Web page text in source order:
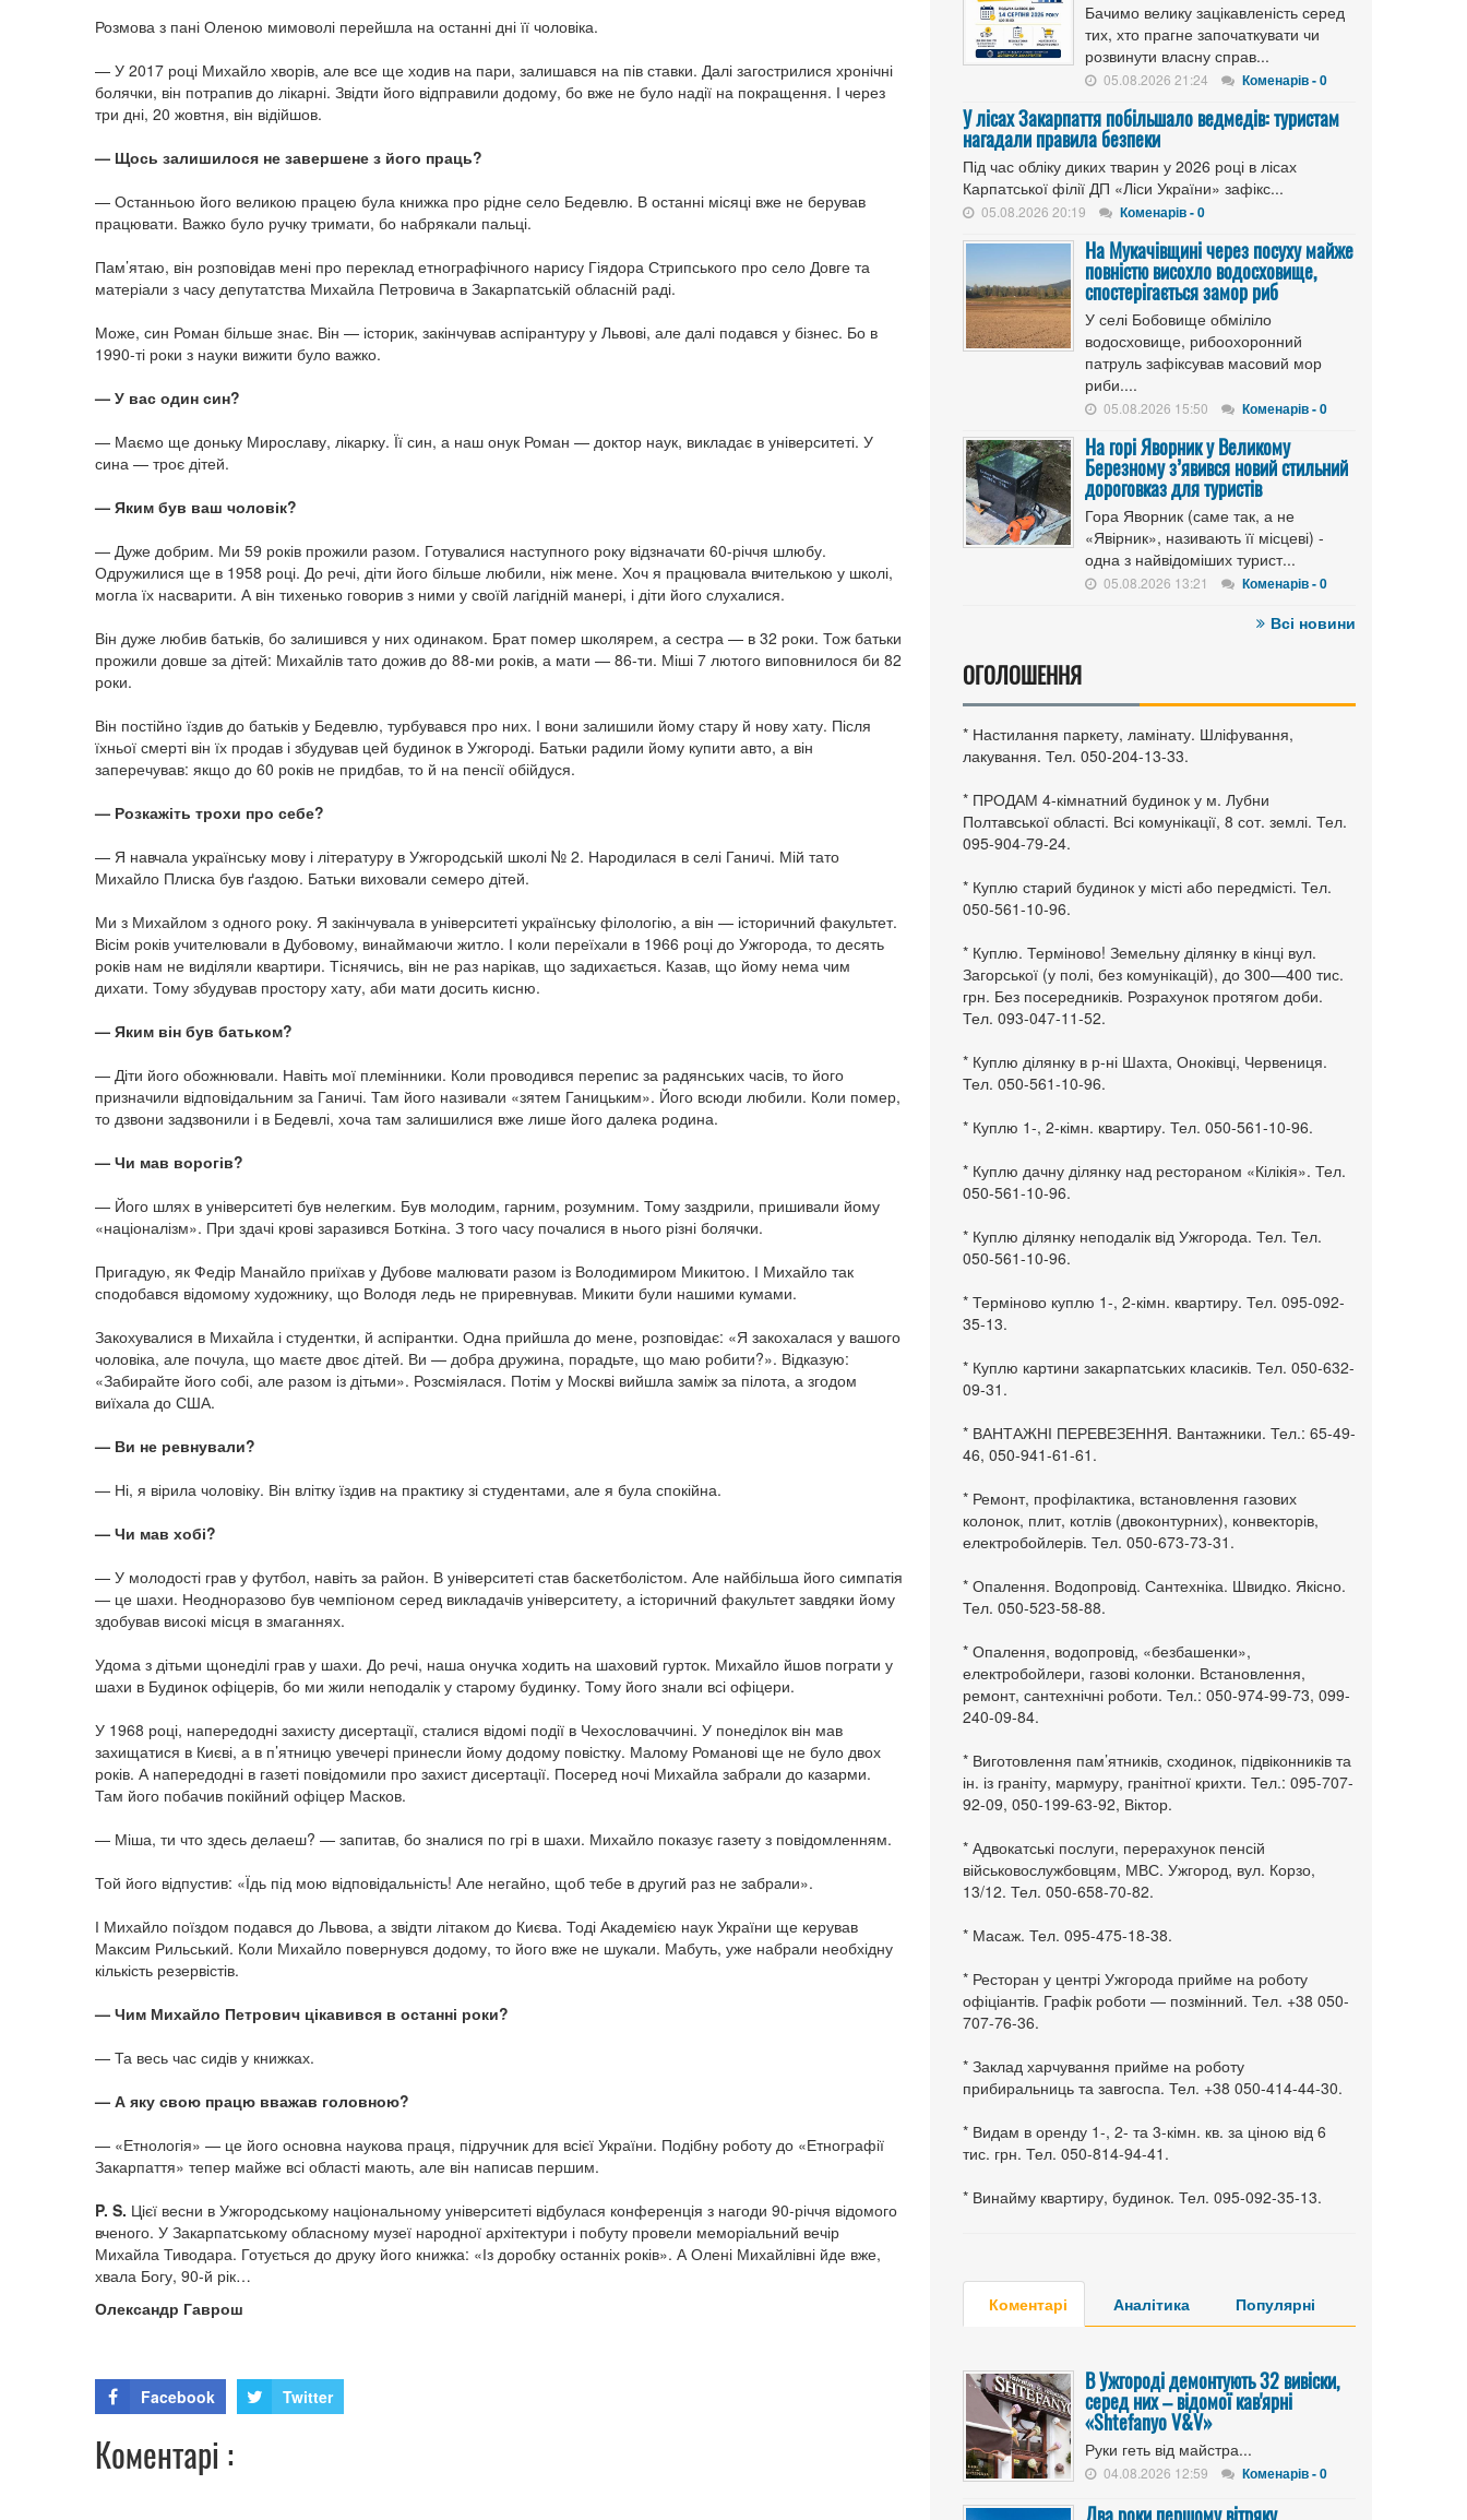
Розмова з пані Оленою мимоволі перейшла на останні дні її чоловіка.
— У 2017 році Михайло хворів, але все ще ходив на пари, залишався на пів ставки. Далі загострилися хронічні
болячки, він потрапив до лікарні. Звідти його відправили додому, бо вже не було надії на покращення. І через
три дні, 20 жовтня, він відійшов.
— Щось залишилося не завершене з його праць?
— Останньою його великою працею була книжка про рідне село Бедевлю. В останні місяці вже не берував
працювати. Важко було ручку тримати, бо набрякали пальці.
Пам’ятаю, він розповідав мені про переклад етнографічного нарису Гіядора Стрипського про село Довге та
матеріали з часу депутатства Михайла Петровича в Закарпатській обласній раді.
Може, син Роман більше знає. Він — історик, закінчував аспірантуру у Львові, але далі подався у бізнес. Бо в
1990-ті роки з науки вижити було важко.
— У вас один син?
— Маємо ще доньку Мирославу, лікарку. Її син, а наш онук Роман — доктор наук, викладає в університеті. У
сина — троє дітей.
— Яким був ваш чоловік?
— Дуже добрим. Ми 59 років прожили разом. Готувалися наступного року відзначати 60-річчя шлюбу.
Одружилися ще в 1958 році. До речі, діти його більше любили, ніж мене. Хоч я працювала вчителькою у школі,
могла їх насварити. А він тихенько говорив з ними у своїй лагідній манері, і діти його слухалися.
Він дуже любив батьків, бо залишився у них одинаком. Брат помер школярем, а сестра — в 32 роки. Тож батьки
прожили довше за дітей: Михайлів тато дожив до 88-ми років, а мати — 86-ти. Міші 7 лютого виповнилося би 82
роки.
Він постійно їздив до батьків у Бедевлю, турбувався про них. І вони залишили йому стару й нову хату. Після
їхньої смерті він їх продав і збудував цей будинок в Ужгороді. Батьки радили йому купити авто, а він
заперечував: якщо до 60 років не придбав, то й на пенсії обійдуся.
— Розкажіть трохи про себе?
— Я навчала українську мову і літературу в Ужгородській школі № 2. Народилася в селі Ганичі. Мій тато
Михайло Плиска був ґаздою. Батьки виховали семеро дітей.
Ми з Михайлом з одного року. Я закінчувала в університеті українську філологію, а він — історичний факультет.
Вісім років учителювали в Дубовому, винаймаючи житло. І коли переїхали в 1966 році до Ужгорода, то десять
років нам не виділяли квартири. Тіснячись, він не раз нарікав, що задихається. Казав, що йому нема чим
дихати. Тому збудував простору хату, аби мати досить кисню.
— Яким він був батьком?
— Діти його обожнювали. Навіть мої племінники. Коли проводився перепис за радянських часів, то його
призначили відповідальним за Ганичі. Там його називали «зятем Ганицьким». Його всюди любили. Коли помер,
то дзвони задзвонили і в Бедевлі, хоча там залишилися вже лише його далека родина.
— Чи мав ворогів?
— Його шлях в університеті був нелегким. Був молодим, гарним, розумним. Тому заздрили, пришивали йому
«націоналізм». При здачі крові заразився Боткіна. З того часу почалися в нього різні болячки.
Пригадую, як Федір Манайло приїхав у Дубове малювати разом із Володимиром Микитою. І Михайло так
сподобався відомому художнику, що Володя ледь не приревнував. Микити були нашими кумами.
Закохувалися в Михайла і студентки, й аспірантки. Одна прийшла до мене, розповідає: «Я закохалася у вашого
чоловіка, але почула, що маєте двоє дітей. Ви — добра дружина, порадьте, що маю робити?». Відказую:
«Забирайте його собі, але разом із дітьми». Розсміялася. Потім у Москві вийшла заміж за пілота, а згодом
виїхала до США.
— Ви не ревнували?
— Ні, я вірила чоловіку. Він влітку їздив на практику зі студентами, але я була спокійна.
— Чи мав хобі?
— У молодості грав у футбол, навіть за район. В університеті став баскетболістом. Але найбільша його симпатія
— це шахи. Неодноразово був чемпіоном серед викладачів університету, а історичний факультет завдяки йому
здобував високі місця в змаганнях.
Удома з дітьми щонеділі грав у шахи. До речі, наша онучка ходить на шаховий гурток. Михайло йшов пограти у
шахи в Будинок офіцерів, бо ми жили неподалік у старому будинку. Тому його знали всі офіцери.
У 1968 році, напередодні захисту дисертації, сталися відомі події в Чехословаччині. У понеділок він мав
захищатися в Києві, а в п’ятницю увечері принесли йому додому повістку. Малому Романові ще не було двох
років. А напередодні в газеті повідомили про захист дисертації. Посеред ночі Михайла забрали до казарми.
Там його побачив покійний офіцер Масков.
— Міша, ти что здесь делаеш? — запитав, бо зналися по грі в шахи. Михайло показує газету з повідомленням.
Той його відпустив: «Їдь під мою відповідальність! Але негайно, щоб тебе в другий раз не забрали».
І Михайло поїздом подався до Львова, а звідти літаком до Києва. Тоді Академією наук України ще керував
Максим Рильський. Коли Михайло повернувся додому, то його вже не шукали. Мабуть, уже набрали необхідну
кількість резервістів.
— Чим Михайло Петрович цікавився в останні роки?
— Та весь час сидів у книжках.
— А яку свою працю вважав головною?
— «Етнологія» — це його основна наукова праця, підручник для всієї України. Подібну роботу до «Етнографії
Закарпаття» тепер майже всі області мають, але він написав першим.
P. S. Цієї весни в Ужгородському національному університеті відбулася конференція з нагоди 90-річчя відомого
вченого. У Закарпатському обласному музеї народної архітектури і побуту провели меморіальний вечір
Михайла Тиводара. Готується до друку його книжка: «Із доробку останніх років». А Олені Михайлівні йде вже,
хвала Богу, 90-й рік…
Олександр Гаврош
Facebook Twitter
Коментарі :
Бачимо велику зацікавленість серед
тих, хто прагне започаткувати чи
розвинути власну справ...
05.08.2026 21:24 Коменарів - 0
У лісах Закарпаття побільшало ведмедів: туристам
нагадали правила безпеки
Під час обліку диких тварин у 2026 році в лісах
Карпатської філії ДП «Ліси України» зафікс...
05.08.2026 20:19 Коменарів - 0
На Мукачівщині через посуху майже
повністю висохло водосховище,
спостерігається замор риб
У селі Бобовище обміліло
водосховище, рибоохоронний
патруль зафіксував масовий мор
риби....
05.08.2026 15:50 Коменарів - 0
На горі Яворник у Великому
Березному з’явився новий стильний
дороговказ для туристів
Гора Яворник (саме так, а не
«Явірник», називають її місцеві) -
одна з найвідоміших турист...
05.08.2026 13:21 Коменарів - 0
Всі новини
ОГОЛОШЕННЯ
* Настилання паркету, ламінату. Шліфування,
лакування. Тел. 050-204-13-33.
* ПРОДАМ 4-кімнатний будинок у м. Лубни
Полтавської області. Всі комунікації, 8 сот. землі. Тел.
095-904-79-24.
* Куплю старий будинок у місті або передмісті. Тел.
050-561-10-96.
* Куплю. Терміново! Земельну ділянку в кінці вул.
Загорської (у полі, без комунікацій), до 300—400 тис.
грн. Без посередників. Розрахунок протягом доби.
Тел. 093-047-11-52.
* Куплю ділянку в р-ні Шахта, Оноківці, Червениця.
Тел. 050-561-10-96.
* Куплю 1-, 2-кімн. квартиру. Тел. 050-561-10-96.
* Куплю дачну ділянку над рестораном «Кілікія». Тел.
050-561-10-96.
* Куплю ділянку неподалік від Ужгорода. Тел. Тел.
050-561-10-96.
* Терміново куплю 1-, 2-кімн. квартиру. Тел. 095-092-
35-13.
* Куплю картини закарпатських класиків. Тел. 050-632-
09-31.
* ВАНТАЖНІ ПЕРЕВЕЗЕННЯ. Вантажники. Тел.: 65-49-
46, 050-941-61-61.
* Ремонт, профілактика, встановлення газових
колонок, плит, котлів (двоконтурних), конвекторів,
електробойлерів. Тел. 050-673-73-31.
* Опалення. Водопровід. Сантехніка. Швидко. Якісно.
Тел. 050-523-58-88.
* Опалення, водопровід, «безбашенки»,
електробойлери, газові колонки. Встановлення,
ремонт, сантехнічні роботи. Тел.: 050-974-99-73, 099-
240-09-84.
* Виготовлення пам’ятників, сходинок, підвіконників та
ін. із граніту, мармуру, гранітної крихти. Тел.: 095-707-
92-09, 050-199-63-92, Віктор.
* Адвокатські послуги, перерахунок пенсій
військовослужбовцям, МВС. Ужгород, вул. Корзо,
13/12. Тел. 050-658-70-82.
* Масаж. Тел. 095-475-18-38.
* Ресторан у центрі Ужгорода прийме на роботу
офіціантів. Графік роботи — позмінний. Тел. +38 050-
707-76-36.
* Заклад харчування прийме на роботу
прибиральниць та завгоспа. Тел. +38 050-414-44-30.
* Видам в оренду 1-, 2- та 3-кімн. кв. за ціною від 6
тис. грн. Тел. 050-814-94-41.
* Винайму квартиру, будинок. Тел. 095-092-35-13.
Коментарі Аналітика Популярні
В Ужгороді демонтують 32 вивіски,
серед них – відомої кав'ярні
«Shtefanyo V&V»
Руки геть від майстра...
04.08.2026 12:59 Коменарів - 0